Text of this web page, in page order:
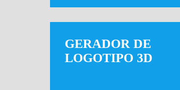
GERADOR DE
LOGOTIPO 3D